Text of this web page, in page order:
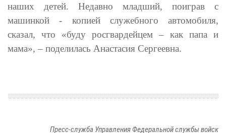
наших детей. Недавно младший, поиграв с
машинкой - копией служебного автомобиля,
сказал, что «буду росгвардейцем – как папа и
мама», – поделилась Анастасия Сергеевна.
Пресс-служба Управления Федеральной службы войск